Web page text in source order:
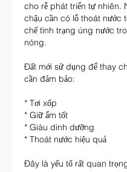
cho rễ phát triển tự nhiên.
chậu cần có lỗ thoát nước
chế tình trạng úng nước
nóng.
Đất mới sử dụng để thay
cần đảm bảo:
* Tơi xốp
* Giữ ẩm tốt
* Giàu dinh dưỡng
* Thoát nước hiệu quả
Đây là yếu tố rất quan